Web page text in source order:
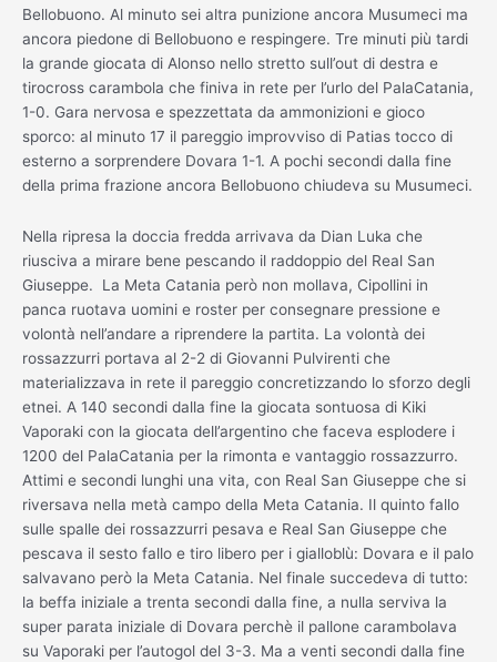
Bellobuono. Al minuto sei altra punizione ancora Musumeci ma
ancora piedone di Bellobuono e respingere. Tre minuti più tardi
la grande giocata di Alonso nello stretto sull’out di destra e
tirocross carambola che finiva in rete per l’urlo del PalaCatania,
1-0. Gara nervosa e spezzettata da ammonizioni e gioco
sporco: al minuto 17 il pareggio improvviso di Patias tocco di
esterno a sorprendere Dovara 1-1. A pochi secondi dalla fine
della prima frazione ancora Bellobuono chiudeva su Musumeci.
Nella ripresa la doccia fredda arrivava da Dian Luka che
riusciva a mirare bene pescando il raddoppio del Real San
Giuseppe. La Meta Catania però non mollava, Cipollini in
panca ruotava uomini e roster per consegnare pressione e
volontà nell’andare a riprendere la partita. La volontà dei
rossazzurri portava al 2-2 di Giovanni Pulvirenti che
materializzava in rete il pareggio concretizzando lo sforzo degli
etnei. A 140 secondi dalla fine la giocata sontuosa di Kiki
Vaporaki con la giocata dell’argentino che faceva esplodere i
1200 del PalaCatania per la rimonta e vantaggio rossazzurro.
Attimi e secondi lunghi una vita, con Real San Giuseppe che si
riversava nella metà campo della Meta Catania. Il quinto fallo
sulle spalle dei rossazzurri pesava e Real San Giuseppe che
pescava il sesto fallo e tiro libero per i gialloblù: Dovara e il palo
salvavano però la Meta Catania. Nel finale succedeva di tutto:
la beffa iniziale a trenta secondi dalla fine, a nulla serviva la
super parata iniziale di Dovara perchè il pallone carambolava
su Vaporaki per l’autogol del 3-3. Ma a venti secondi dalla fine